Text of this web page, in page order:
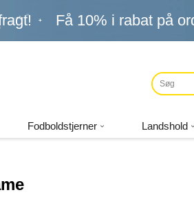
Få 10% i rabat på
Fodboldstjerner Landshold